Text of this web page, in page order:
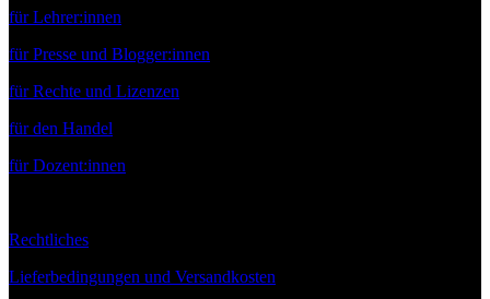
für Lehrer:innen
für Presse und Blogger:innen
für Rechte und Lizenzen
für den Handel
für Dozent:innen
Rechtliches
Lieferbedingungen und Versandkosten